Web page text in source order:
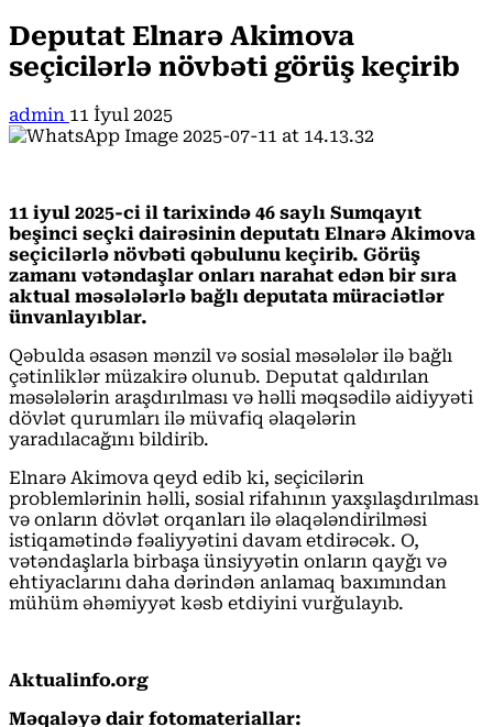
Deputat Elnarə Akimova
seçicilərlə növbəti görüş keçirib
admin 11 İyul 2025
11 iyul 2025-ci il tarixində 46 saylı Sumqayıt
beşinci seçki dairəsinin deputatı Elnarə Akimova
seçicilərlə növbəti qəbulunu keçirib. Görüş
zamanı vətəndaşlar onları narahat edən bir sıra
aktual məsələlərlə bağlı deputata müraciətlər
ünvanlayıblar.
Qəbulda əsasən mənzil və sosial məsələlər ilə bağlı
çətinliklər müzakirə olunub. Deputat qaldırılan
məsələlərin araşdırılması və həlli məqsədilə aidiyyəti
dövlət qurumları ilə müvafiq əlaqələrin
yaradılacağını bildirib.
Elnarə Akimova qeyd edib ki, seçicilərin
problemlərinin həlli, sosial rifahının yaxşılaşdırılması
və onların dövlət orqanları ilə əlaqələndirilməsi
istiqamətində fəaliyyətini davam etdirəcək. O,
vətəndaşlarla birbaşa ünsiyyətin onların qayğı və
ehtiyaclarını daha dərindən anlamaq baxımından
mühüm əhəmiyyət kəsb etdiyini vurğulayıb.
Aktualinfo.org
Məqaləyə dair fotomateriallar: